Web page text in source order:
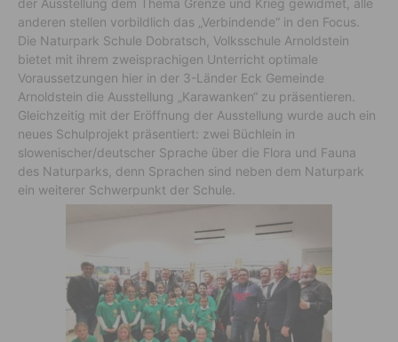
der Ausstellung dem Thema Grenze und Krieg gewidmet, alle
anderen stellen vorbildlich das „Verbindende“ in den Focus.
Die Naturpark Schule Dobratsch, Volksschule Arnoldstein
bietet mit ihrem zweisprachigen Unterricht optimale
Voraussetzungen hier in der 3-Länder Eck Gemeinde
Arnoldstein die Ausstellung „Karawanken“ zu präsentieren.
Gleichzeitig mit der Eröffnung der Ausstellung wurde auch ein
neues Schulprojekt präsentiert: zwei Büchlein in
slowenischer/deutscher Sprache über die Flora und Fauna
des Naturparks, denn Sprachen sind neben dem Naturpark
ein weiterer Schwerpunkt der Schule.